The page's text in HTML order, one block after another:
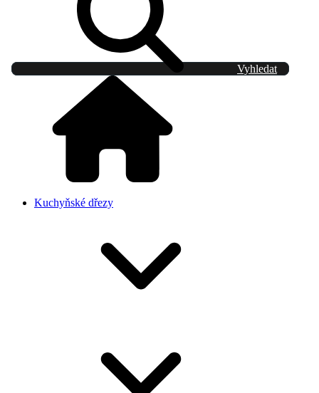
Vyhledat
Kuchyňské dřezy